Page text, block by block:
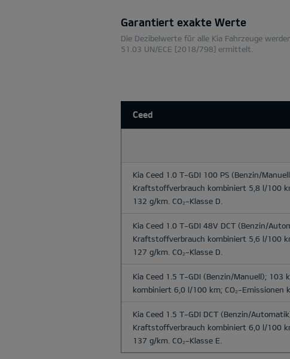
Garantiert exakte Werte
Die Dezibelwerte für alle Kia Fahrzeuge
51.03 UN/ECE [2018/798] ermittelt.
Ceed
Kia Ceed 1.0 T-GDI 100 PS (Benzin/
Kraftstoffverbrauch kombiniert 5,8 l/100
132 g/km. CO₂-Klasse D.
Kia Ceed 1.0 T-GDI 48V DCT (Benzin/
Kraftstoffverbrauch kombiniert 5,6 l/100
127 g/km. CO₂-Klasse D.
Kia Ceed 1.5 T-GDI (Benzin/Manuell); 103
kombiniert 6,0 l/100 km; CO₂-Emissionen
Kia Ceed 1.5 T-GDI DCT (Benzin/
Kraftstoffverbrauch kombiniert 6,0 l/100
137 g/km. CO₂-Klasse E.